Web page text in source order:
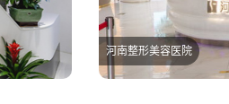
河南整形美容医院